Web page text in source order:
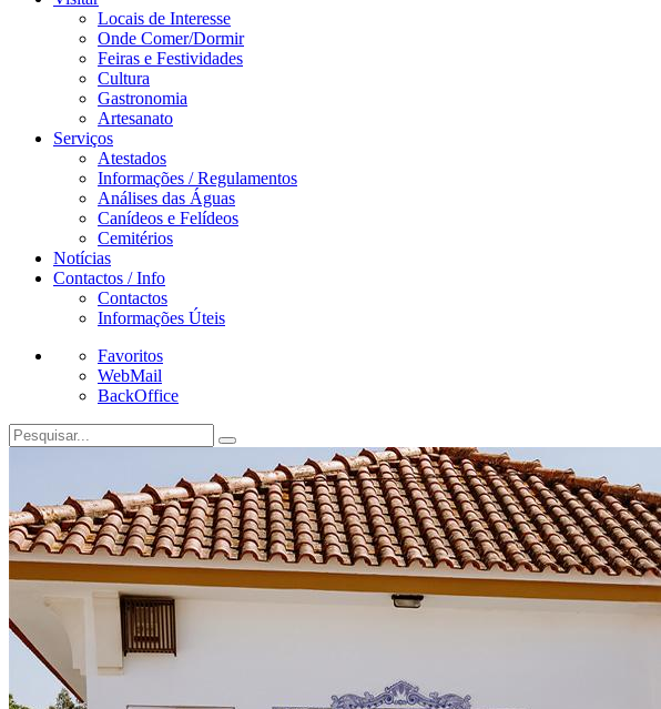
Locais de Interesse
Onde Comer/Dormir
Feiras e Festividades
Cultura
Gastronomia
Artesanato
Serviços
Atestados
Informações / Regulamentos
Análises das Águas
Canídeos e Felídeos
Cemitérios
Notícias
Contactos / Info
Contactos
Informações Úteis
Favoritos
WebMail
BackOffice